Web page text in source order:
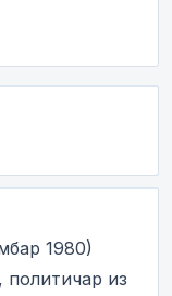
1980)
политичар из